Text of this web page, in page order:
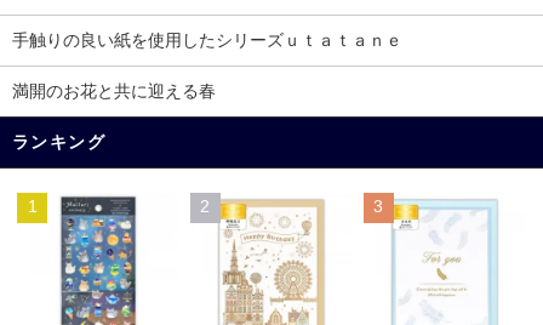
手触りの良い紙を使用したシリーズｕｔａｔａｎｅ
満開のお花と共に迎える春
ランキング
1 2 3